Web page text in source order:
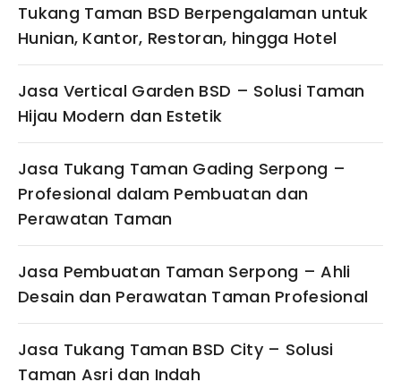
Tukang Taman BSD Berpengalaman untuk
Hunian, Kantor, Restoran, hingga Hotel
Jasa Vertical Garden BSD – Solusi Taman
Hijau Modern dan Estetik
Jasa Tukang Taman Gading Serpong –
Profesional dalam Pembuatan dan
Perawatan Taman
Jasa Pembuatan Taman Serpong – Ahli
Desain dan Perawatan Taman Profesional
Jasa Tukang Taman BSD City – Solusi
Taman Asri dan Indah